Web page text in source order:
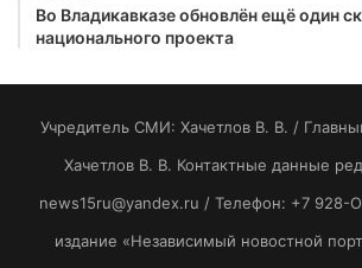
Во Владикавказе обновлён ещё один
национального проекта
Учредитель СМИ: Хaчeтлoв B. B. /
Хaчeтлoв B. B. Контактные данные
news15ru@yandex.ru / Телефон: +7 928-
издание «Независимый новостной